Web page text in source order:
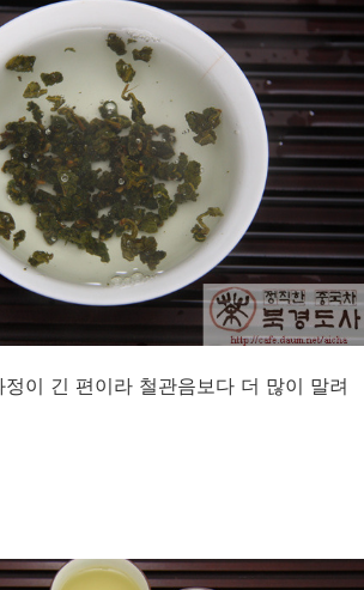
이 긴 편이라 철관음보다 더 많이 말려